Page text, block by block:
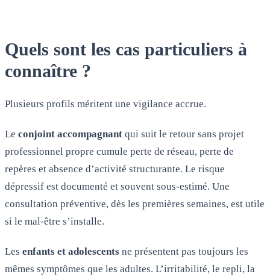
Quels sont les cas particuliers à
connaître ?
Plusieurs profils méritent une vigilance accrue.
Le conjoint accompagnant qui suit le retour sans projet
professionnel propre cumule perte de réseau, perte de
repères et absence d’activité structurante. Le risque
dépressif est documenté et souvent sous-estimé. Une
consultation préventive, dès les premières semaines, est utile
si le mal-être s’installe.
Les enfants et adolescents ne présentent pas toujours les
mêmes symptômes que les adultes. L’irritabilité, le repli, la